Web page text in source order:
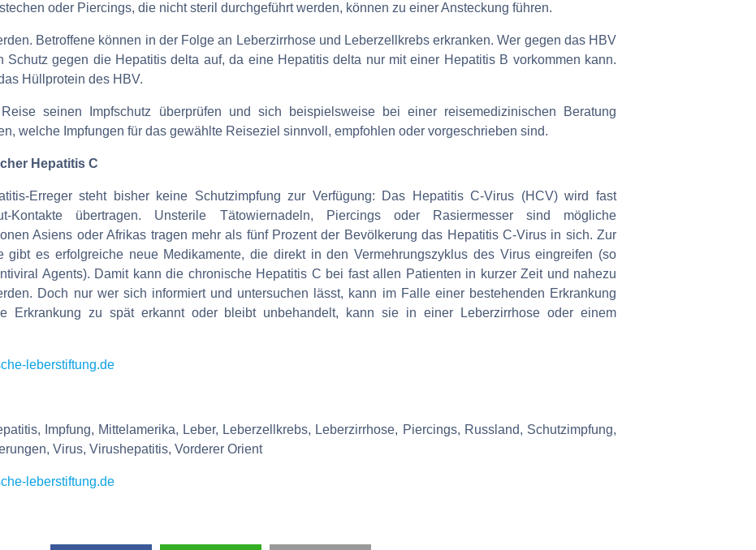
oder Piercings, die nicht steril durchgeführt werden, können zu einer Ansteckung führen.
Betroffene können in der Folge an Leberzirrhose und Leberzellkrebs erkranken. Wer gegen das HBV
Schutz gegen die Hepatitis delta auf, da eine Hepatitis delta nur mit einer Hepatitis B vorkommen kann.
Hüllprotein des HBV.
seinen Impfschutz überprüfen und sich beispielsweise bei einer reisemedizinischen Beratung
welche Impfungen für das gewählte Reiseziel sinnvoll, empfohlen oder vorgeschrieben sind.
Hepatitis C
Erreger steht bisher keine Schutzimpfung zur Verfügung: Das Hepatitis C-Virus (HCV) wird fast
Kontakte übertragen. Unsterile Tätowiernadeln, Piercings oder Rasiermesser sind mögliche
Asiens oder Afrikas tragen mehr als fünf Prozent der Bevölkerung das Hepatitis C-Virus in sich. Zur
gibt es erfolgreiche neue Medikamente, die direkt in den Vermehrungszyklus des Virus eingreifen (so
Agents). Damit kann die chronische Hepatitis C bei fast allen Patienten in kurzer Zeit und nahezu
Doch nur wer sich informiert und untersuchen lässt, kann im Falle einer bestehenden Erkrankung
Erkrankung zu spät erkannt oder bleibt unbehandelt, kann sie in einer Leberzirrhose oder einem
leberstiftung.de
Impfung, Mittelamerika, Leber, Leberzellkrebs, Leberzirrhose, Piercings, Russland, Schutzimpfung,
Virus, Virushepatitis, Vorderer Orient
leberstiftung.de